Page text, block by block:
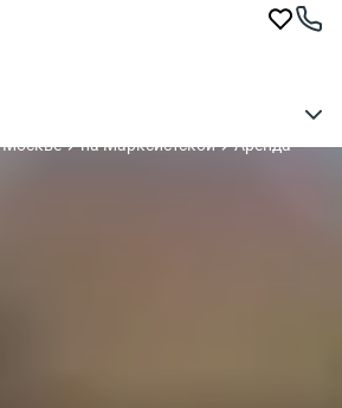
Москве на Марксистской Аренда